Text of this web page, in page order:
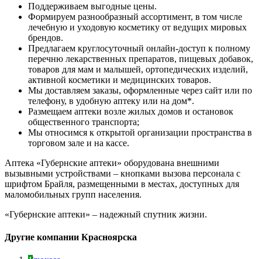
Поддерживаем выгодные цены.
Формируем разнообразный ассортимент, в том числе
лечебную и уходовую косметику от ведущих мировых
брендов.
Предлагаем круглосуточный онлайн-доступ к полному
перечню лекарственных препаратов, пищевых добавок,
товаров для мам и малышей, ортопедических изделий,
активной косметики и медицинских товаров.
Мы доставляем заказы, оформленные через сайт или по
телефону, в удобную аптеку или на дом*.
Размещаем аптеки возле жилых домов и остановок
общественного транспорта;
Мы относимся к открытой организации пространства в
торговом зале и на кассе.
Аптека «Губернские аптеки» оборудована внешними
вызывными устройствами – кнопками вызова персонала с
шрифтом Брайля, размещенными в местах, доступных для
маломобильных групп населения.
«Губернские аптеки» – надежный спутник жизни.
Другие компании Красноярска